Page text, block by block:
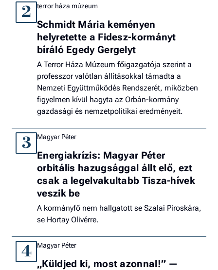
2 terror háza múzeum
Schmidt Mária keményen
helyretette a Fidesz-kormányt
bíráló Egedy Gergelyt
A Terror Háza Múzeum főigazgatója szerint a
professzor valótlan állításokkal támadta a
Nemzeti Együttműködés Rendszerét, miközben
figyelmen kívül hagyta az Orbán-kormány
gazdasági és nemzetpolitikai eredményeit.
3 Magyar Péter
Energiakrízis: Magyar Péter
orbitális hazugsággal állt elő, ezt
csak a legelvakultabb Tisza-hívek
veszik be
A kormányfő nem hallgatott se Szalai Piroskára,
se Hortay Olivérre.
4 Magyar Péter
„Küldjed ki, most azonnal!” —